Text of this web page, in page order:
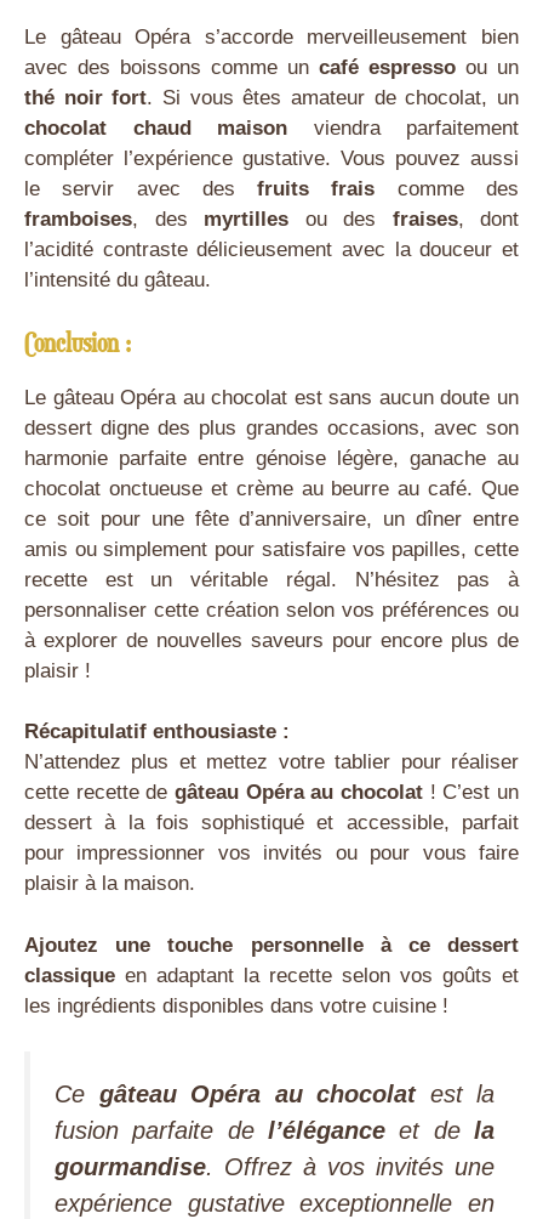
Le gâteau Opéra s’accorde merveilleusement bien
avec des boissons comme un café espresso ou un
thé noir fort. Si vous êtes amateur de chocolat, un
chocolat chaud maison viendra parfaitement
compléter l’expérience gustative. Vous pouvez aussi
le servir avec desfruits frais comme des
framboises, des myrtilles ou des fraises, dont
l’acidité contraste délicieusement avec la douceur et
l’intensité du gâteau.
Conclusion :
Le gâteau Opéra au chocolat est sans aucun doute un
dessert digne des plus grandes occasions, avec son
harmonie parfaite entre génoise légère, ganache au
chocolat onctueuse et crème au beurre au café. Que
ce soit pour une fête d’anniversaire, un dîner entre
amis ou simplement pour satisfaire vos papilles, cette
recette est un véritable régal. N’hésitez pas à
personnaliser cette création selon vos préférences ou
à explorer de nouvelles saveurs pour encore plus de
plaisir !
Récapitulatif enthousiaste :
N’attendez plus et mettez votre tablier pour réaliser
cette recette de gâteau Opéra au chocolat ! C’est un
dessert à la fois sophistiqué et accessible, parfait
pour impressionner vos invités ou pour vous faire
plaisir à la maison.
Ajoutez une touche personnelle à ce dessert
classique en adaptant la recette selon vos goûts et
les ingrédients disponibles dans votre cuisine !
Ce gâteau Opéra au chocolatest la
fusion parfaite de l’élégance et de la
gourmandise. Offrez à vos invités une
expérience gustative exceptionnelle en